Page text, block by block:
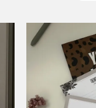
הנוכחי
הוא:
₪ 150.